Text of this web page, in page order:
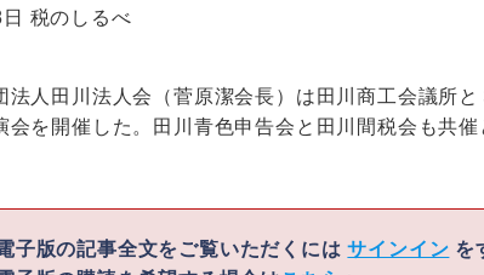
税のしるべ
法人田川法人会（菅原潔会長）は田川商工会議所
会を開催した。田川青色申告会と田川間税会も共
子版の記事全文をご覧いただくにはサインイン を